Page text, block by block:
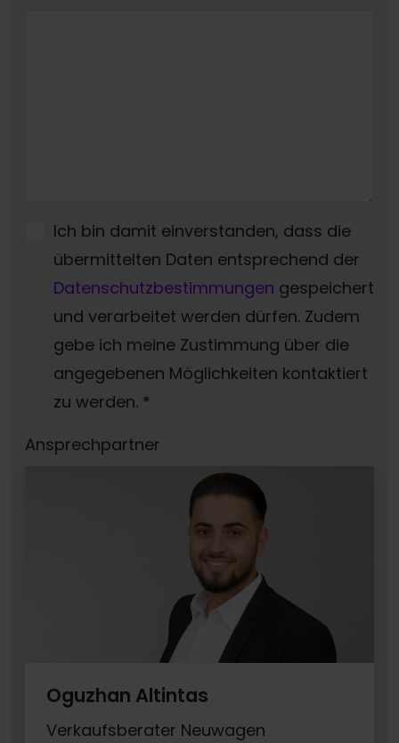
Ich bin damit einverstanden, dass die
übermittelten Daten entsprechend der
Datenschutzbestimmungen gespeichert
und verarbeitet werden dürfen. Zudem
gebe ich meine Zustimmung über die
angegebenen Möglichkeiten kontaktiert
zu werden. *
Ansprechpartner
Oguzhan Altintas
Verkaufsberater Neuwagen